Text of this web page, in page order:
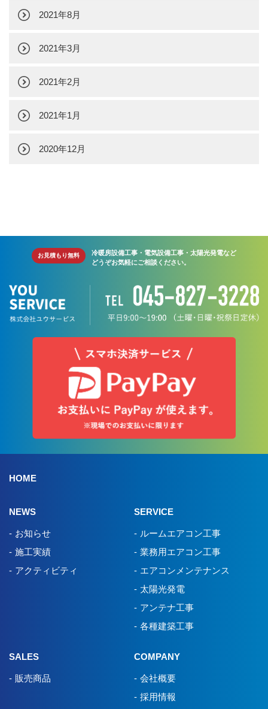
2021年8月
2021年3月
2021年2月
2021年1月
2020年12月
お見積もり無料
冷暖房設備工事・電気設備工事・太陽光発電など
どうぞお気軽にご相談ください。
HOME
NEWS
お知らせ
施工実績
アクティビティ
SERVICE
ルームエアコン工事
業務用エアコン工事
エアコンメンテナンス
太陽光発電
アンテナ工事
各種建築工事
SALES
販売商品
COMPANY
会社概要
採用情報